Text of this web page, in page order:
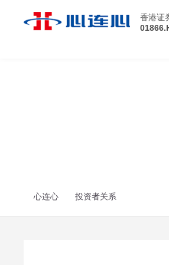
香港证
心连心 投资者关系